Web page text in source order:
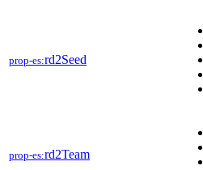
prop-es:rd2Seed
prop-es:rd2Team